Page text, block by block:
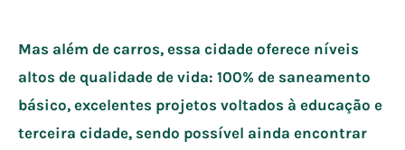
Mas além de carros, essa cidade oferece níveis
altos de qualidade de vida: 100% de saneamento
básico, excelentes projetos voltados à educação e
terceira cidade, sendo possível ainda encontrar